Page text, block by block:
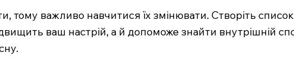
тому важливо навчитися їх змінювати. Створіть список
ваш настрій, а й допоможе знайти внутрішній